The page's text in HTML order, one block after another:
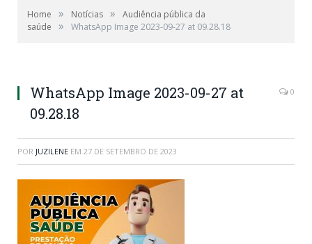
Home » Notícias »
Audiência pública da
saúde
» WhatsApp Image 2023-09-27 at 09.28.18
WhatsApp Image 2023-09-27 at
09.28.18
0
POR JUZILENE EM 27 DE SETEMBRO DE 2023